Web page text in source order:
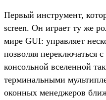
Первый инструмент,
screen. Он играет ту же
мире GUI: управляет
позволяя переключаться
консольной вселенной
терминальными
оконных менеджеров